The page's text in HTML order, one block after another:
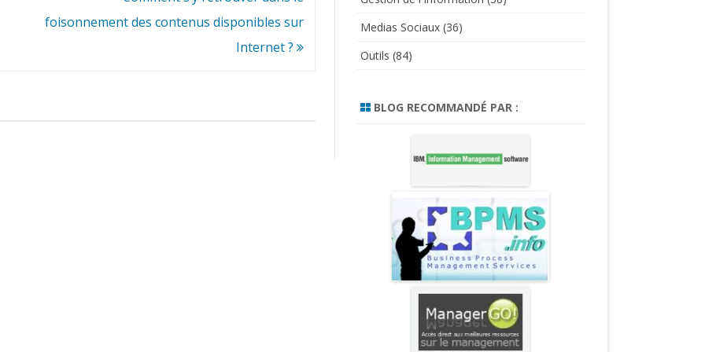
foisonnement des contenus disponibles sur
Internet ?
Medias Sociaux(36)
Outils (84)
BLOG RECOMMANDÉ PAR :